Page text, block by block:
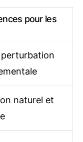
pour les
naturel et